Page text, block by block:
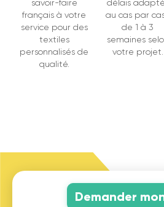
savoir-faire
français à votre
service pour des
textiles
personnalisés de
qualité.
délais
au cas par
de 1 à 3
semaines
votre projet.
Demander